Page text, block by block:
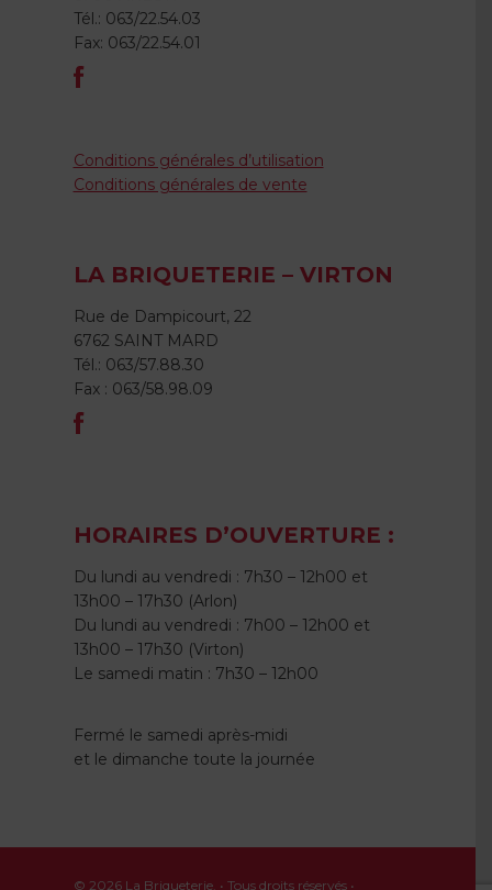
Tél.: 063/22.54.03
Fax: 063/22.54.01
Conditions générales d’utilisation
Conditions générales de vente
LA BRIQUETERIE – VIRTON
Rue de Dampicourt, 22
6762 SAINT MARD
Tél.: 063/57.88.30
Fax : 063/58.98.09
HORAIRES D’OUVERTURE :
Du lundi au vendredi : 7h30 – 12h00 et
13h00 – 17h30 (Arlon)
Du lundi au vendredi : 7h00 – 12h00 et
13h00 – 17h30 (Virton)
Le samedi matin : 7h30 – 12h00
Fermé le samedi après-midi
et le dimanche toute la journée
© 2026 La Briqueterie. • Tous droits réservés •